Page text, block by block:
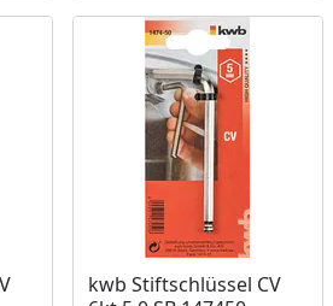
kwb Stiftschlüssel CV